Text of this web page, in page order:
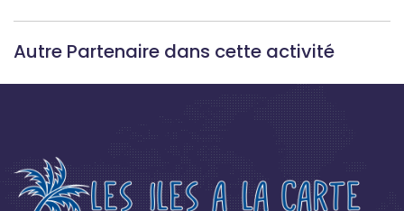
Autre Partenaire dans cette activité